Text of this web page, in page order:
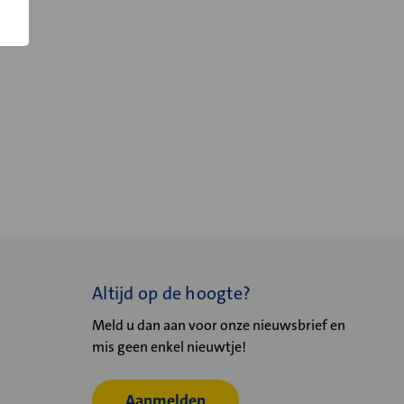
Altijd op de hoogte?
Meld u dan aan voor onze nieuwsbrief en
mis geen enkel nieuwtje!